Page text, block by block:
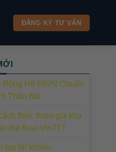
ĐĂNG KÝ TƯ VẤN
Hổ 69VN Chuẩn
Thần Bài
thức tham gia khu
thể thao Vin777
tạo tài khoản